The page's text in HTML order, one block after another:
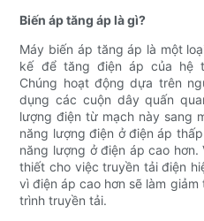
Biến áp tăng áp là gì?
Máy biến áp tăng áp là một
kế để tăng điện áp của hệ
Chúng hoạt động dựa trên
dụng các cuộn dây quấn
lượng điện từ mạch này sang
năng lượng điện ở điện áp
năng lượng ở điện áp cao
thiết cho việc truyền tải điện
vì điện áp cao hơn sẽ làm
trình truyền tải.